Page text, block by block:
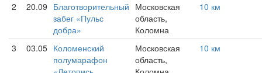
2 20.09 Благотворительный
забег «Пульс
добра»
Московская
область,
Коломна
10 км
3 03.05 Коломенский
полумарафон
Московская
область,
10 км